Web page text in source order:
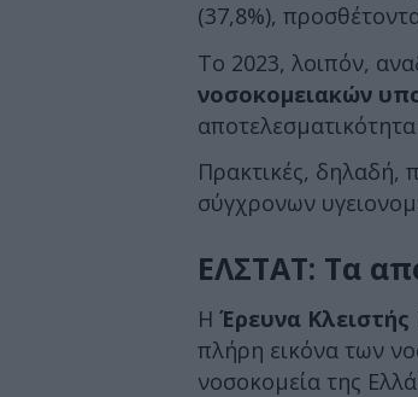
(37,8%),
Το 2023, λοιπόν,
νοσοκομειακών
Πρακτικές, δηλαδή,
σύγχρονων
ΕΛΣΤΑΤ: Τα
Η Έρευνα
πλήρη εικόνα των
νοσοκομεία της